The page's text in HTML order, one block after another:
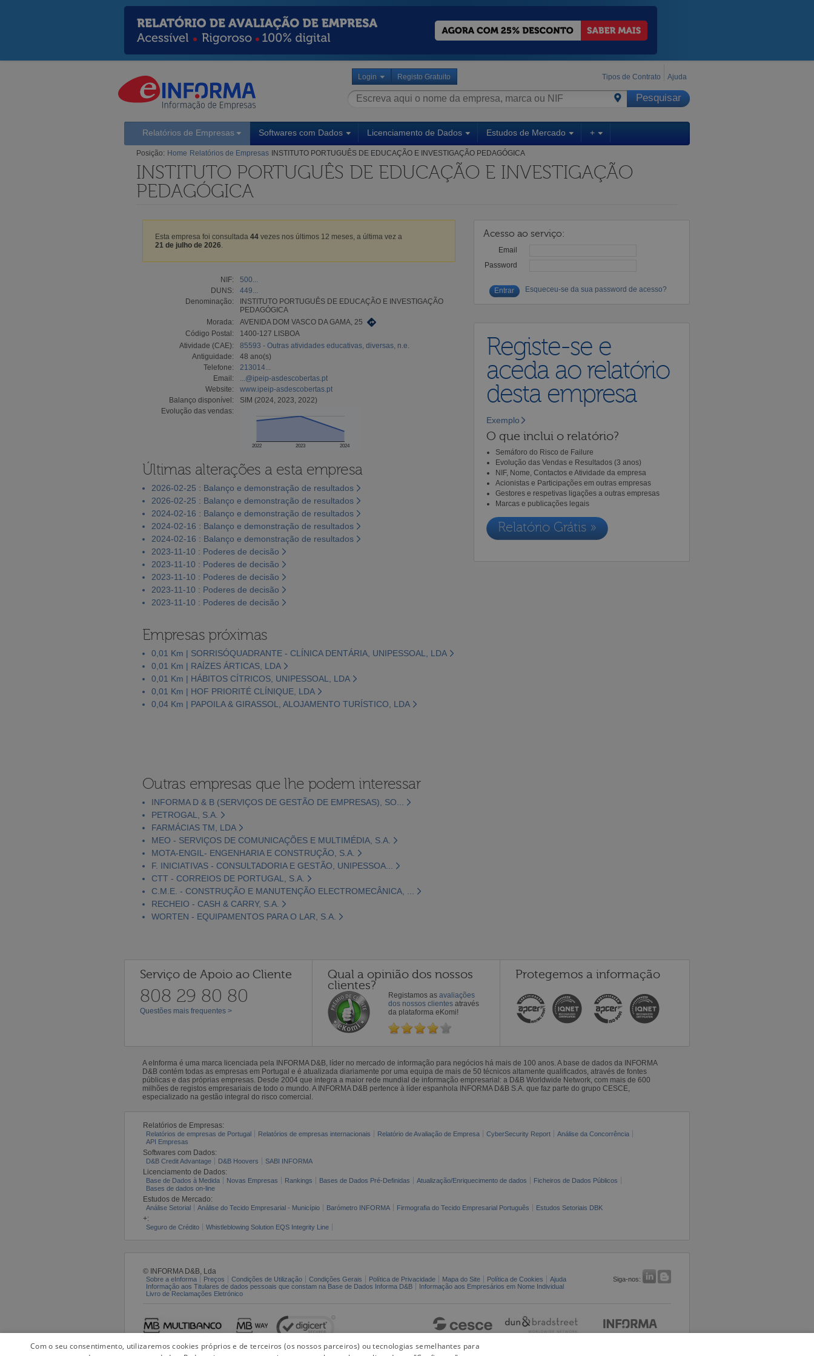
Login Registo Gratuito Tipos de Contrato Ajuda
Relatórios de Empresas Softwares com Dados Licenciamento de Dados Estudos de Mercado +
Posição: Home Relatórios de Empresas INSTITUTO PORTUGUÊS DE EDUCAÇÃO E INVESTIGAÇÃO PEDAGÓGICA
INSTITUTO PORTUGUÊS DE EDUCAÇÃO E INVESTIGAÇÃO
PEDAGÓGICA
Esta empresa foi consultada 44 vezes nos últimos 12 meses, a última vez a
21 de julho de 2026
NIF:
500...
DUNS:
449...
Denominação:
INSTITUTO PORTUGUÊS DE EDUCAÇÃO E INVESTIGAÇÃO
PEDAGÓGICA
Morada:
AVENIDA DOM VASCO DA GAMA, 25
Código Postal:
1400-127 LISBOA
Atividade (CAE):
85593 - Outras atividades educativas, diversas, n.e.
Antiguidade:
48 ano(s)
Telefone:
213014...
Email:
...@ipeip-asdescobertas.pt
Website:
www.ipeip-asdescobertas.pt
Balanço disponível:
SIM (2024, 2023, 2022)
Evolução das vendas:
2022 2023 2024
Últimas alterações a esta empresa
2026-02-25 : Balanço e demonstração de resultados
2026-02-25 : Balanço e demonstração de resultados
2024-02-16 : Balanço e demonstração de resultados
2024-02-16 : Balanço e demonstração de resultados
2024-02-16 : Balanço e demonstração de resultados
2023-11-10 : Poderes de decisão
2023-11-10 : Poderes de decisão
2023-11-10 : Poderes de decisão
2023-11-10 : Poderes de decisão
2023-11-10 : Poderes de decisão
Empresas próximas
0,01 Km | SORRISÓQUADRANTE - CLÍNICA DENTÁRIA, UNIPESSOAL, LDA
0,01 Km | RAÍZES ÁRTICAS, LDA
0,01 Km | HÁBITOS CÍTRICOS, UNIPESSOAL, LDA
0,01 Km | HOF PRIORITÉ CLÍNIQUE, LDA
0,04 Km | PAPOILA & GIRASSOL, ALOJAMENTO TURÍSTICO, LDA
Acesso ao serviço:
Email
Password
Esqueceu-se da sua password de acesso?
Registe-se e
aceda ao relatório
desta empresa
Exemplo
O que inclui o relatório?
Semáforo do Risco de Failure
Evolução das Vendas e Resultados (3 anos)
NIF, Nome, Contactos e Atividade da empresa
Acionistas e Participações em outras empresas
Gestores e respetivas ligações a outras empresas
Marcas e publicações legais
Relatório Grátis »
Outras empresas que lhe podem interessar
INFORMA D & B (SERVIÇOS DE GESTÃO DE EMPRESAS), SO...
PETROGAL, S.A.
FARMÁCIAS TM, LDA
MEO - SERVIÇOS DE COMUNICAÇÕES E MULTIMÉDIA, S.A.
MOTA-ENGIL- ENGENHARIA E CONSTRUÇÃO, S.A.
F. INICIATIVAS - CONSULTADORIA E GESTÃO, UNIPESSOA...
CTT - CORREIOS DE PORTUGAL, S.A.
C.M.E. - CONSTRUÇÃO E MANUTENÇÃO ELECTROMECÂNICA, ...
RECHEIO - CASH & CARRY, S.A.
WORTEN - EQUIPAMENTOS PARA O LAR, S.A.
Serviço de Apoio ao Cliente
808 29 80 80
Questões mais frequentes >
Qual a opinião dos nossos
clientes?
Registamos as avaliações
dos nossos clientes através
da plataforma eKomi!
Protegemos a informação
A eInforma é uma marca licenciada pela INFORMA D&B, líder no mercado de informação para negócios há mais de 100 anos. A base de dados da INFORMA
D&B contém todas as empresas em Portugal e é atualizada diariamente por uma equipa de mais de 50 técnicos altamente qualificados, através de fontes
públicas e das próprias empresas. Desde 2004 que integra a maior rede mundial de informação empresarial: a D&B Worldwide Network, com mais de 600
milhões de registos empresariais de todo o mundo. A INFORMA D&B pertence à líder espanhola INFORMA D&B S.A. que faz parte do grupo CESCE,
especializado na gestão integral do risco comercial.
Relatórios de Empresas:
Relatórios de empresas de Portugal Relatórios de empresas internacionais Relatório de Avaliação de Empresa CyberSecurity Report
Análise da Concorrência
API Empresas
Softwares com Dados:
D&B Credit Advantage D&B Hoovers SABI INFORMA
Licenciamento de Dados:
Base de Dados à Medida Novas Empresas Rankings Bases de Dados Pré-Definidas Atualização/Enriquecimento de dados
Ficheiros de Dados Públicos
Bases de dados on-line
Estudos de Mercado:
Análise Setorial Análise do Tecido Empresarial - Município Barómetro INFORMA Firmografia do Tecido Empresarial Português Estudos Setoriais DBK
+:
Seguro de Crédito Whistleblowing Solution EQS Integrity Line
© INFORMA D&B, Lda
Sobre a eInforma Preços Condições de Utilização Condições Gerais Política de Privacidade Mapa do Site Política de Cookies Ajuda
Siga-nos:
Informação aos Titulares de dados pessoais que constam na Base de Dados Informa D&B
Informação aos Empresários em Nome Individual
Livro de Reclamações Eletrónico
Com o seu consentimento, utilizaremos cookies próprios e de terceiros (os nossos parceiros) ou tecnologias semelhantes para